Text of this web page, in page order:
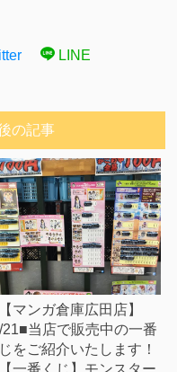
LINE
の記事
【マンガ倉庫広田店】
21■当店で販売中の一番
をご紹介いたします！
一番くじ】モンスター